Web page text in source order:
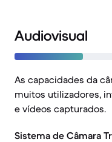
Audiovisual
As capacidades da
muitos utilizadores,
e vídeos capturados.
Sistema de Câmara